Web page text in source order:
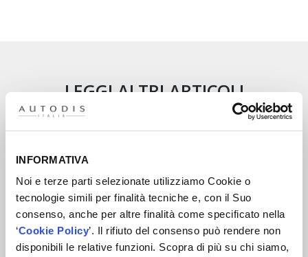
INFORMATIVA
Noi e terze parti selezionate utilizziamo Cookie o
tecnologie simili per finalità tecniche e, con il Suo
consenso, anche per altre finalità come specificato nella
‘Cookie Policy’. Il rifiuto del consenso può rendere non
disponibili le relative funzioni. Scopra di più su chi siamo,
LEGGI ALTRI ARTICOLI